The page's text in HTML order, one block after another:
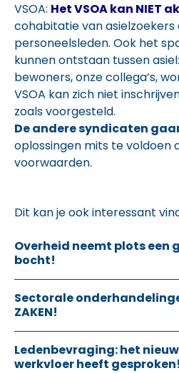
VSOA: Het VSOA kan NIET
cohabitatie van asielzoekers
personeelsleden. Ook het
kunnen ontstaan tussen
bewoners, onze collega’s,
VSOA kan zich niet
zoals voorgesteld.
De andere syndicaten
oplossingen mits te voldoen
voorwaarden.
Dit kan je ook interessant
Overheid neemt plots een
bocht!
Sectorale
ZAKEN!
Ledenbevraging: het
werkvloer heeft gesproken!